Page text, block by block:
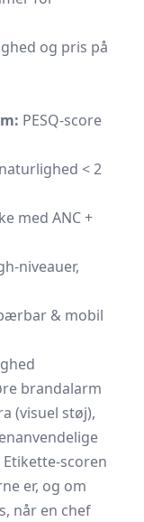
og pris på
PESQ-score
< 2
med ANC +
niveauer,
& mobil
brandalarm
(visuel støj),
scoren
er, og om
når en chef